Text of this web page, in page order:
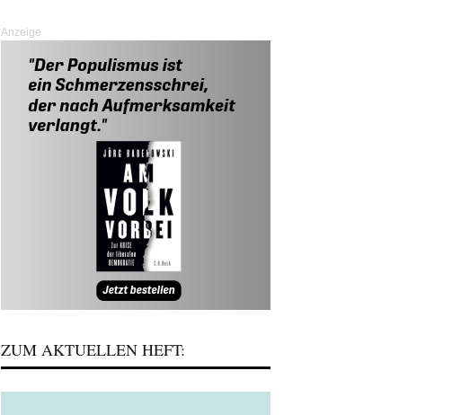
Anzeige
ZUM AKTUELLEN HEFT: